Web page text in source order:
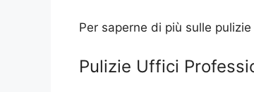
Per saperne di più sulle
Pulizie Uffici